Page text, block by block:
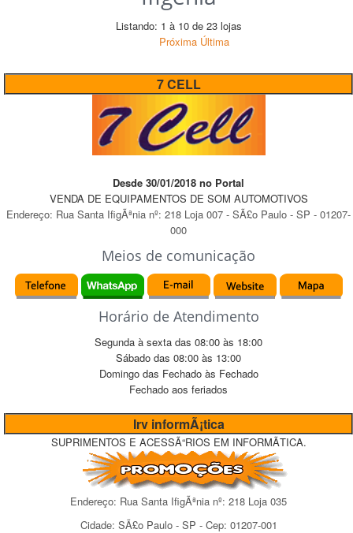
Listando: 1 à 10 de 23 lojas
Próxima Última
7 CELL
Desde 30/01/2018 no Portal
VENDA DE EQUIPAMENTOS DE SOM AUTOMOTIVOS
Endereço: Rua Santa IfigÃªnia nº: 218 Loja 007 - SÃ£o Paulo - SP - 01207-
000
Meios de comunicação
Horário de Atendimento
Segunda à sexta das 08:00 às 18:00
Sábado das 08:00 às 13:00
Domingo das Fechadoàs Fechado
Fechado aos feriados
Irv informÃ¡tica
SUPRIMENTOS E ACESSÃ“RIOS EM INFORMÃTICA.
Endereço: Rua Santa IfigÃªnia nº: 218 Loja 035
Cidade: SÃ£o Paulo- SP - Cep: 01207-001